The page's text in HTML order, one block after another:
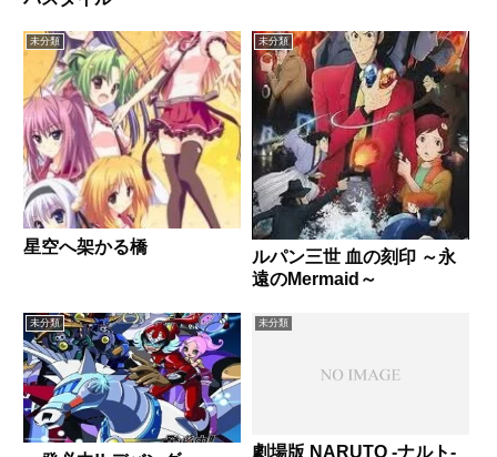
未分類
星空へ架かる橋
未分類
ルパン三世 血の刻印 ～永
遠のMermaid～
未分類 未分類
劇場版 NARUTO -ナルト-